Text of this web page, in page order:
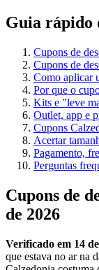
Guia rápido
Cupons de
Cupons de
Como aplicar
Por que o
Kits e "leve
Outlet, app e
Cupons
Acertar
Pagamento,
Perguntas
Cupons de
de 2026
Verificado em 14
que estava no ar na